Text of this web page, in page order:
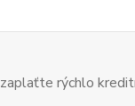
rýchlo